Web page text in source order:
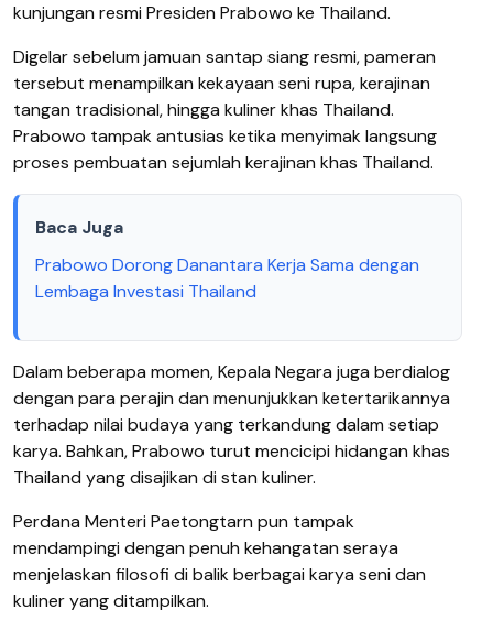
kunjungan resmi Presiden Prabowo ke Thailand.
Digelar sebelum jamuan santap siang resmi, pameran
tersebut menampilkan kekayaan seni rupa, kerajinan
tangan tradisional, hingga kuliner khas Thailand.
Prabowo tampak antusias ketika menyimak langsung
proses pembuatan sejumlah kerajinan khas Thailand.
Baca Juga
Prabowo Dorong Danantara Kerja Sama dengan
Lembaga Investasi Thailand
Dalam beberapa momen, Kepala Negara juga berdialog
dengan para perajin dan menunjukkan ketertarikannya
terhadap nilai budaya yang terkandung dalam setiap
karya. Bahkan, Prabowo turut mencicipi hidangan khas
Thailand yang disajikan di stan kuliner.
Perdana Menteri Paetongtarn pun tampak
mendampingi dengan penuh kehangatan seraya
menjelaskan filosofi di balik berbagai karya seni dan
kuliner yang ditampilkan.